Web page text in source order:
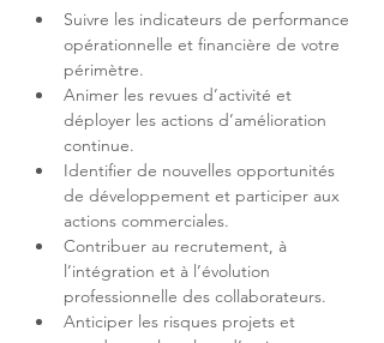
Suivre les indicateurs de performance
opérationnelle et financière de votre
Animer les revues d’activité et
déployer les actions d’amélioration
Identifier de nouvelles opportunités
de développement et participer aux
Contribuer au recrutement, à
l’intégration et à l’évolution
Anticiper les risques projets et